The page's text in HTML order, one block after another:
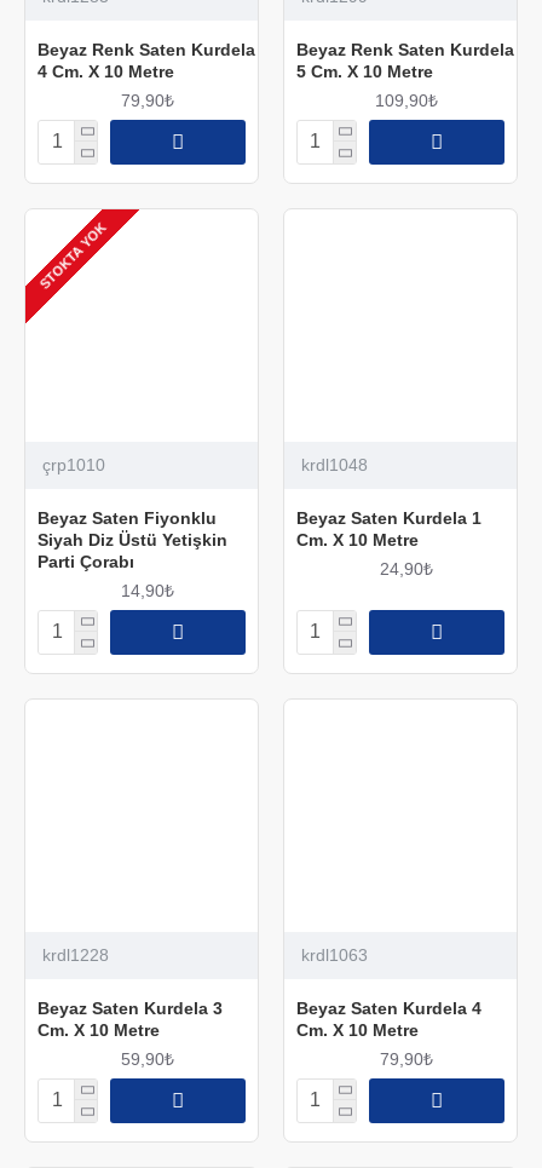
Beyaz Renk Saten Kurdela
4 Cm. X 10 Metre
79,90₺
Beyaz Renk Saten Kurdela
5 Cm. X 10 Metre
109,90₺
STOKTA YOK
çrp1010
Beyaz Saten Fiyonklu
Siyah Diz Üstü Yetişkin
Parti Çorabı
14,90₺
krdl1048
Beyaz Saten Kurdela 1
Cm. X 10 Metre
24,90₺
krdl1228
Beyaz Saten Kurdela 3
Cm. X 10 Metre
59,90₺
krdl1063
Beyaz Saten Kurdela 4
Cm. X 10 Metre
79,90₺